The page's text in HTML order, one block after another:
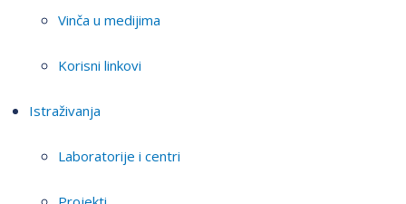
Vinča u medijima
Korisni linkovi
Istraživanja
Laboratorije i centri